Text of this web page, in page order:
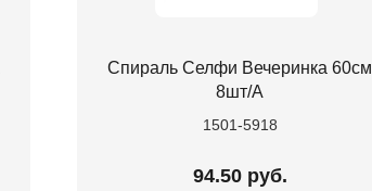
Спираль Селфи Вечеринка 60см
8шт/А
1501-5918
94.50 руб.